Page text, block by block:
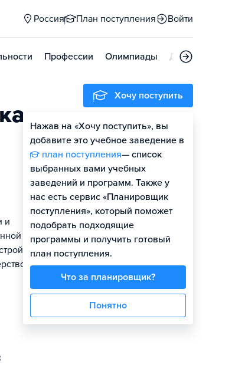
Россия План поступления Войти
Профессии Олимпиады Дни открытых
и
в
Хочу поступить
Нажав на «Хочу поступить», вы
добавите это учебное заведение в
план поступления— список
выбранных вами учебных
заведений и программ. Также у
нас есть сервис «Планировщик
поступления», который поможет
подобрать подходящие
программы и получить готовый
план поступления.
Что за планировщик?
Понятно
Оценить шансы